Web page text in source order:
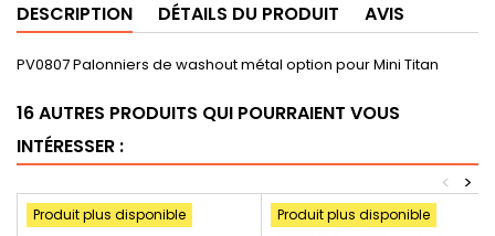
DESCRIPTION DÉTAILS DU PRODUIT AVIS
PV0807 Palonniers de washout métal option pour Mini Titan
16 AUTRES PRODUITS QUI POURRAIENT VOUS
INTÉRESSER :
>
<
Produit plus disponible Produit plus disponible